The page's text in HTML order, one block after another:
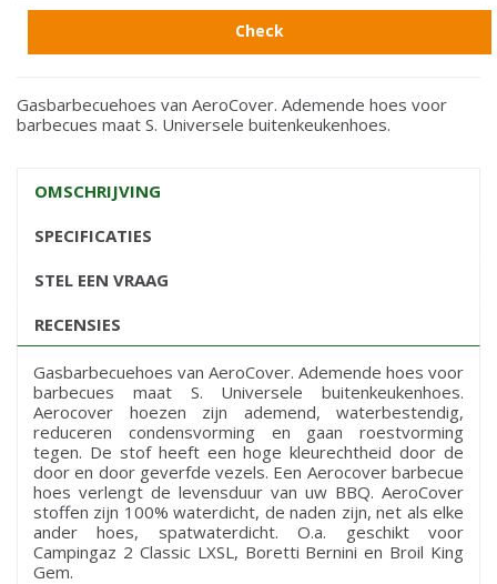
Check
Gasbarbecuehoes van AeroCover. Ademende hoes voor
barbecues maat S. Universele buitenkeukenhoes.
OMSCHRIJVING
SPECIFICATIES
STEL EEN VRAAG
RECENSIES
Gasbarbecuehoes van AeroCover. Ademende hoes voor
barbecues maat S. Universele buitenkeukenhoes.
Aerocover hoezen zijn ademend, waterbestendig,
reduceren condensvorming en gaan roestvorming
tegen. De stof heeft een hoge kleurechtheid door de
door en door geverfde vezels. Een Aerocover barbecue
hoes verlengt de levensduur van uw BBQ. AeroCover
stoffen zijn 100% waterdicht, de naden zijn, net als elke
ander hoes, spatwaterdicht. O.a. geschikt voor
Campingaz 2 Classic LXSL, Boretti Bernini en Broil King
Gem.